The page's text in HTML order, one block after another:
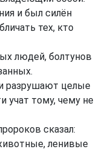
и был силён
тех, кто
людей, болтунов
разрушают целые
учат тому, чему не
сказал:
ленивые